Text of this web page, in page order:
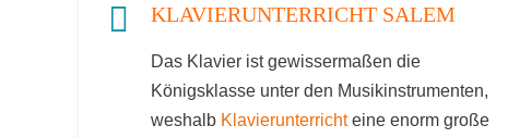
KLAVIERUNTERRICHT SALEM
Das Klavier ist gewissermaßen die
Königsklasse unter den Musikinstrumenten,
weshalb Klavierunterrichteine enorm große